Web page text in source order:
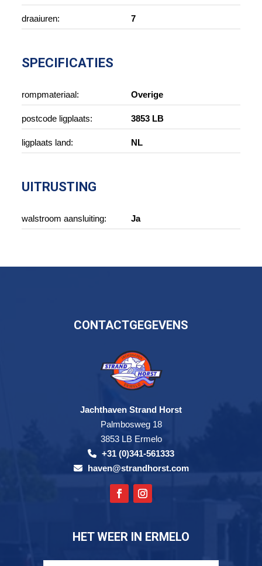
draaiuren: 7
SPECIFICATIES
rompmateriaal: Overige
postcode ligplaats: 3853 LB
ligplaats land: NL
UITRUSTING
walstroom aansluiting: Ja
CONTACTGEGEVENS
Jachthaven Strand Horst
Palmbosweg 18
3853 LB Ermelo
+31 (0)341-561333
haven@strandhorst.com
HET WEER IN ERMELO